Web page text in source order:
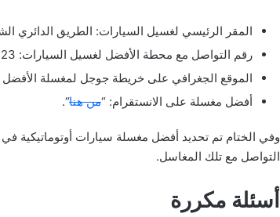
المقر الرئيسي لغسيل السيارات: الطريق الدائري
رقم التواصل مع محطة الأفضل لغسيل السيارات: 504732223
الموقع الجغرافي على خريطة جوجل لمغسلة الأفضل
أفضل مغسلة على الانستقرام: “من هنا“.
التواصل مع تلك المغاسل.
أسئلة مكررة